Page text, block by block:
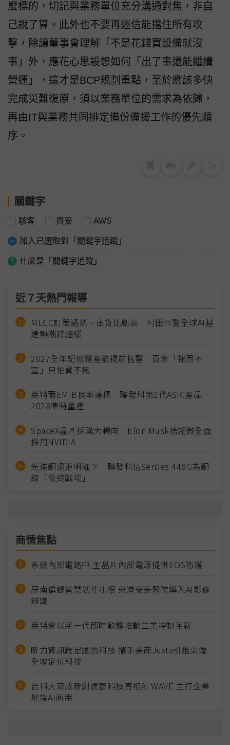
麼標的，切記與業務單位充分溝通對焦，非自
己說了算。此外也不要再迷信能擋住所有攻
擊，除讓董事會理解「不是花錢買設備就沒
事」外，應花心思設想如何「出了事還能繼續
營運」，這才是BCP規劃重點，至於應該多快
完成災難復原，須以業務單位的需求為依歸，
再由IT與業務共同排定備份備援工作的優先順
序。
關鍵字
駭客 資安 AWS
加入已選取到「關鍵字追蹤」
什麼是「關鍵字追蹤」
近７天熱門報導
MLCC訂單過熱、出貨比創高 村田示警全球AI基
建熱潮將趨緩
2027全年記憶體產能提前售罄 買家「祕而不
宣」只怕買不夠
英特爾EMIB良率達標 聯發科第2代ASIC產品
2028準時量產
SpaceX晶片採購大轉向 Elon Musk捨超微全面
採用NVIDIA
光進銅退更明確？ 聯發科估SerDes 448G為銅
線「最終戰場」
商情焦點
系統內部電路中 主晶片內部電源提供EOS防護
屏南偏鄉智慧韌性扎根 東港安泰醫院導入AI影像
辨識
英特蒙以新一代即時軟體推動工業控制革新
昕力資訊跨足國防科技 攜手美商Juxta引進尖端
全域定位科技
台科大育成新創虎智科技亮相AI WAVE 主打企業
地端AI商用